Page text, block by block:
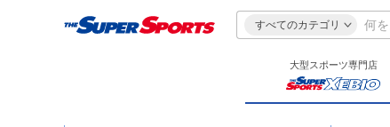
すべてのカテゴリ
大型スポーツ専門店